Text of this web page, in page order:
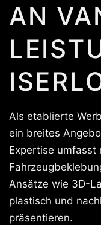
AN
Als etablierte
ein breites
Expertise umfasst
Ansätze wie 3D-
plastisch und
präsentieren.